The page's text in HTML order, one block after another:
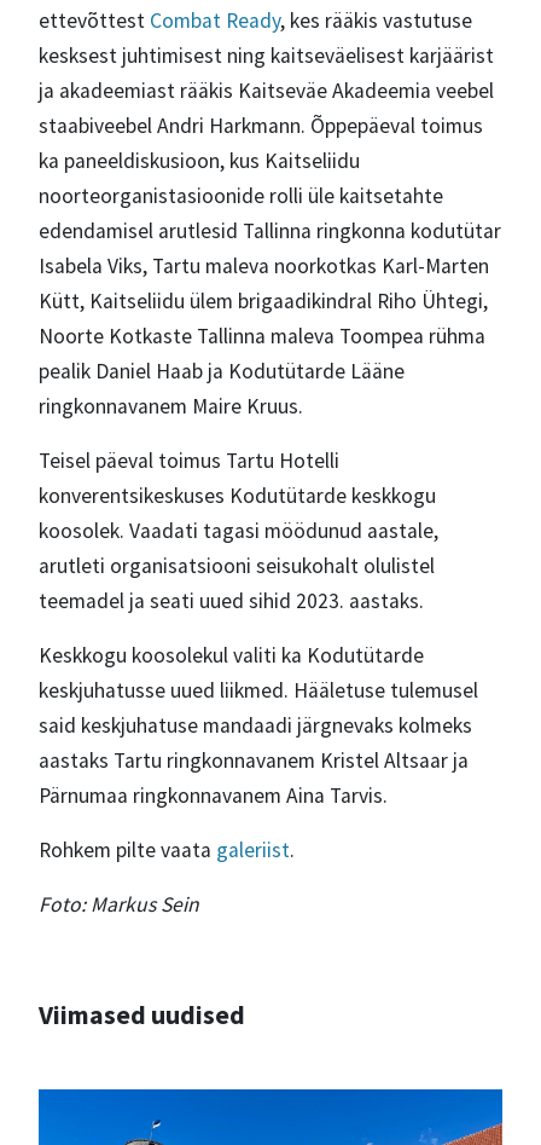
ettevõttest Combat Ready, kes rääkis vastutuse
kesksest juhtimisest ning kaitseväelisest karjäärist
ja akadeemiast rääkis Kaitseväe Akadeemia veebel
staabiveebel Andri Harkmann. Õppepäeval toimus
ka paneeldiskusioon, kus Kaitseliidu
noorteorganistasioonide rolli üle kaitsetahte
edendamisel arutlesid Tallinna ringkonna kodutütar
Isabela Viks, Tartu maleva noorkotkas Karl-Marten
Kütt, Kaitseliidu ülem brigaadikindral Riho Ühtegi,
Noorte Kotkaste Tallinna maleva Toompea rühma
pealik Daniel Haab ja Kodutütarde Lääne
ringkonnavanem Maire Kruus.
Teisel päeval toimus Tartu Hotelli
konverentsikeskuses Kodutütarde keskkogu
koosolek. Vaadati tagasi möödunud aastale,
arutleti organisatsiooni seisukohalt olulistel
teemadel ja seati uued sihid 2023. aastaks.
Keskkogu koosolekul valiti ka Kodutütarde
keskjuhatusse uued liikmed. Hääletuse tulemusel
said keskjuhatuse mandaadi järgnevaks kolmeks
aastaks Tartu ringkonnavanem Kristel Altsaar ja
Pärnumaa ringkonnavanem Aina Tarvis.
Rohkem pilte vaata galeriist.
Foto: Markus Sein
Viimased uudised